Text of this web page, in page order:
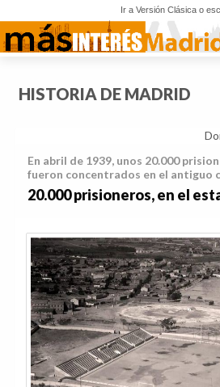
Ir a Versión Clásica o
HISTORIA DE MADRID
En abril de 1939, unos 20.000
fueron concentrados en el antiguo
20.000 prisioneros, en el